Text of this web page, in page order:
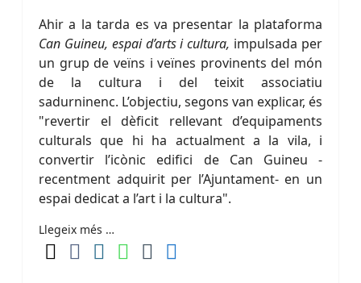
Ahir a la tarda es va presentar la plataforma
Can Guineu, espai d’arts i cultura, impulsada per
un grup de veïns i veïnes provinents del món
de la cultura i del teixit associatiu
sadurninenc. L’objectiu, segons van explicar, és
"revertir el dèficit rellevant d’equipaments
culturals que hi ha actualment a la vila, i
convertir l’icònic edifici de Can Guineu -
recentment adquirit per l’Ajuntament- en un
espai dedicat a l’art i la cultura".
Llegeix més …